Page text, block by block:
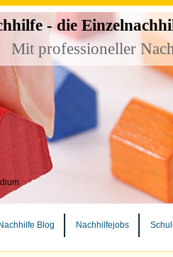
- die
Mit professioneller
Nachhilfe Blog Nachhilfejobs